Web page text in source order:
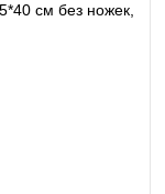
см без ножек,